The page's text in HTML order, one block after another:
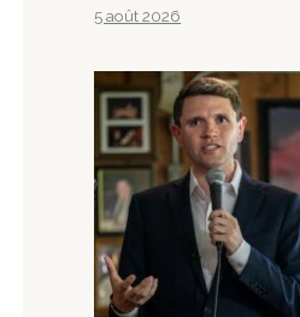
5 août 2026